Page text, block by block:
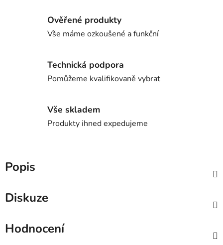
Ověřené produkty
Vše máme ozkoušené a funkční
Technická podpora
Pomůžeme kvalifikovaně vybrat
Vše skladem
Produkty ihned expedujeme
Popis
Diskuze
Hodnocení